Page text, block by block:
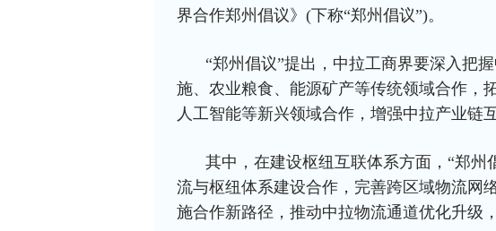
界合作郑州倡议》(下称“郑州倡议”)。
“郑州倡议”提出，中拉工商界要深入把
施、农业粮食、能源矿产等传统领域合作，
人工智能等新兴领域合作，增强中拉产业链
其中，在建设枢纽互联体系方面，“郑州
流与枢纽体系建设合作，完善跨区域物流网
施合作新路径，推动中拉物流通道优化升级